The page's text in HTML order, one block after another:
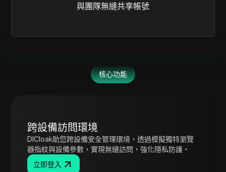
與團隊無縫共享帳號
核心功能
跨設備訪問環境
DICloak助您跨設備安全管理環境，透過模擬獨特瀏覽
器指紋與設備參數，實現無縫訪問，強化隱私防護。
立即登入